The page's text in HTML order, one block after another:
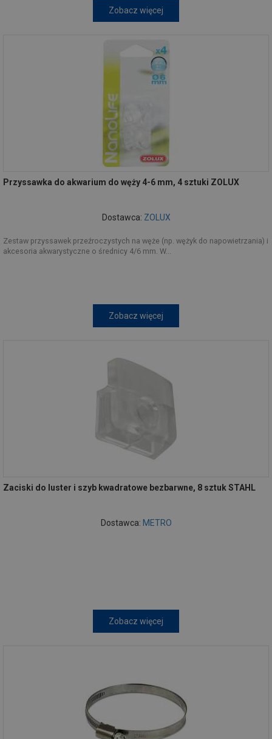
Zobacz więcej
Przyssawka do akwarium do węży 4-6 mm, 4 sztuki ZOLUX
Dostawca: ZOLUX
Zestaw przyssawek przeźroczystych na węże (np. wężyk do napowietrzania) i
akcesoria akwarystyczne o średnicy 4/6 mm. W...
Zobacz więcej
Zaciski do luster i szyb kwadratowe bezbarwne, 8 sztuk STAHL
Dostawca: METRO
Zobacz więcej